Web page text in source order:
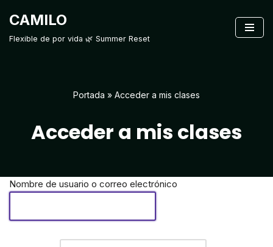
CAMILO
Flexible de por vida 🌿 Summer Reset
Portada » Acceder a mis clases
Acceder a mis clases
Nombre de usuario o correo electrónico